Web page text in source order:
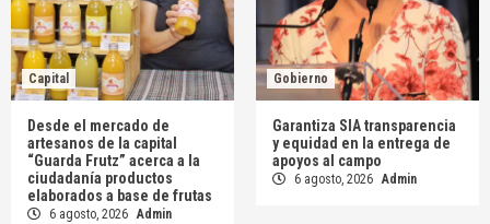
Capital
Desde el mercado de
artesanos de la capital
“Guarda Frutz” acerca a la
ciudadanía productos
elaborados a base de frutas
6 agosto, 2026 Admin
Gobierno
Garantiza SIA transparencia
y equidad en la entrega de
apoyos al campo
6 agosto, 2026 Admin